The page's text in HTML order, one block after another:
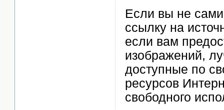
Если вы не
ссылку на
если вам
изображений,
доступные по
ресурсов
свободного